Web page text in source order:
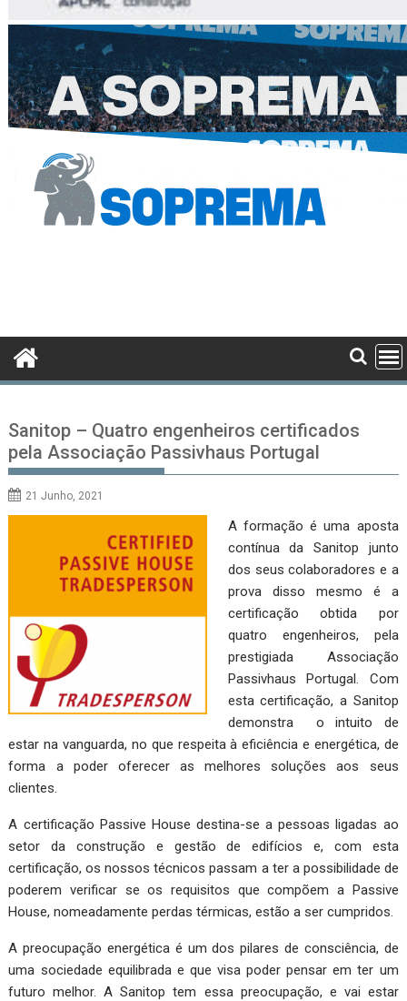
Sanitop – Quatro engenheiros certificados
pela Associação Passivhaus Portugal
21 Junho, 2021
A formação é uma aposta
contínua da Sanitop junto
dos seus colaboradores e a
prova disso mesmo é a
certificação obtida por
quatro engenheiros, pela
prestigiada Associação
Passivhaus Portugal. Com
esta certificação, a Sanitop
demonstra o intuito de
estar na vanguarda, no que respeita à eficiência e energética, de
forma a poder oferecer as melhores soluções aos seus
clientes.
A certificação Passive House destina-se a pessoas ligadas ao
setor da construção e gestão de edifícios e, com esta
certificação, os nossos técnicos passam a ter a possibilidade de
poderem verificar se os requisitos que compõem a Passive
House, nomeadamente perdas térmicas, estão a ser cumpridos.
A preocupação energética é um dos pilares de consciência, de
uma sociedade equilibrada e que visa poder pensar em ter um
futuro melhor. A Sanitop tem essa preocupação, e vai estar